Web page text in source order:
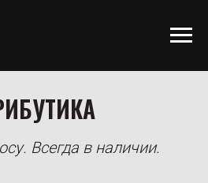
Всегда в наличии.